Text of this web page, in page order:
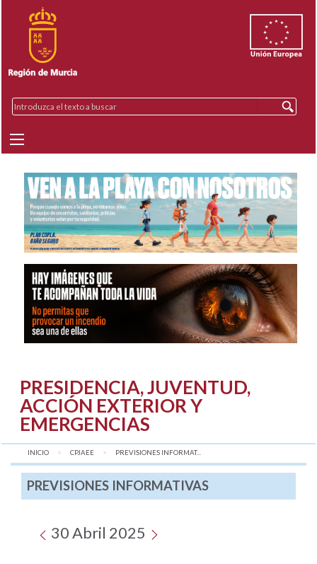
PRESIDENCIA, JUVENTUD,
ACCIÓN EXTERIOR Y
EMERGENCIAS
INICIO CPJAEE AQUÍ:
PREVISIONES INFORMAT...
PREVISIONES INFORMATIVAS
30 Abril 2025